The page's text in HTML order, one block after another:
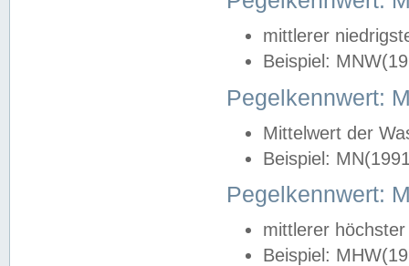
mittlerer
Beispiel:
Pegelkennwert:
Mittelwert der
Beispiel:
Pegelkennwert:
mittlerer
Beispiel: